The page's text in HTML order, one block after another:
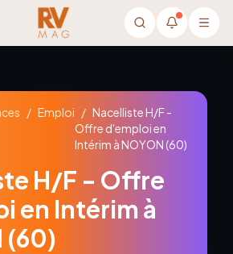
/ Emploi / Nacelliste H/F -
Offre d'emploi en
Intérim à NOYON (60)
H/F - Offre
en Intérim à
(60)